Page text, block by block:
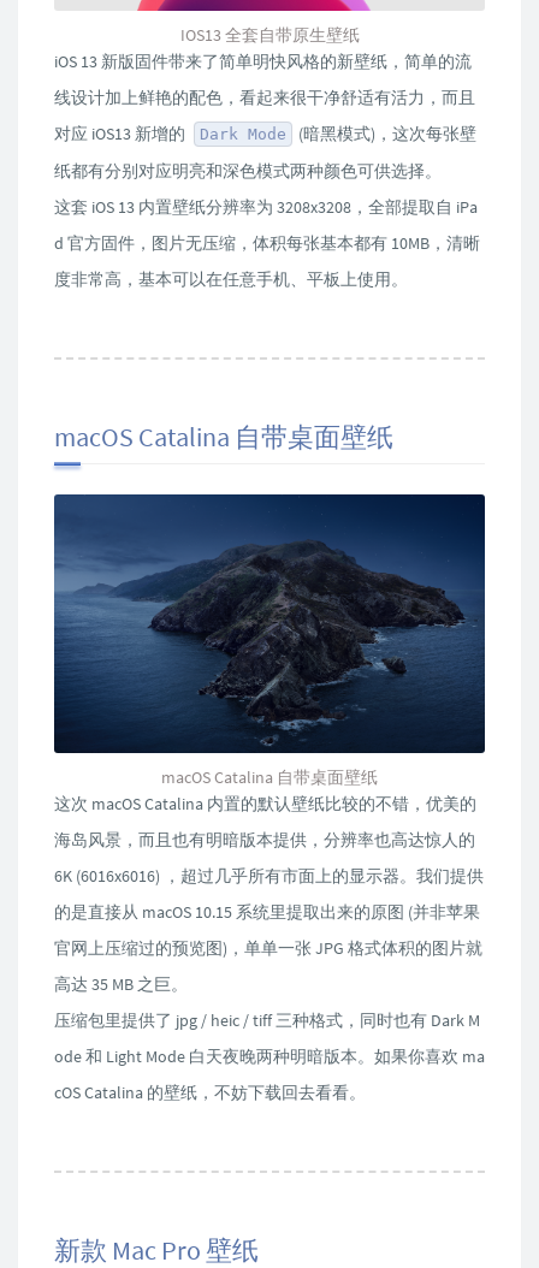
IOS13 全套自带原生壁纸
iOS 13 新版固件带来了简单明快风格的新壁纸，简单的流
线设计加上鲜艳的配色，看起来很干净舒适有活力，而且
对应 iOS13 新增的
Dark Mode
(暗黑模式)，这次每张壁
纸都有分别对应明亮和深色模式两种颜色可供选择。
这套 iOS 13 内置壁纸分辨率为 3208x3208，全部提取自 iPa
d 官方固件，图片无压缩，体积每张基本都有 10MB，清晰
度非常高，基本可以在任意手机、平板上使用。
macOS Catalina 自带桌面壁纸
macOS Catalina 自带桌面壁纸
这次 macOS Catalina 内置的默认壁纸比较的不错，优美的
海岛风景，而且也有明暗版本提供，分辨率也高达惊人的
6K (6016x6016) ，超过几乎所有市面上的显示器。我们提供
的是直接从 macOS 10.15 系统里提取出来的原图 (并非苹果
官网上压缩过的预览图)，单单一张 JPG 格式体积的图片就
高达 35 MB 之巨。
压缩包里提供了 jpg / heic / tiff 三种格式，同时也有 Dark M
ode 和 Light Mode 白天夜晚两种明暗版本。如果你喜欢 ma
cOS Catalina 的壁纸，不妨下载回去看看。
新款 Mac Pro 壁纸